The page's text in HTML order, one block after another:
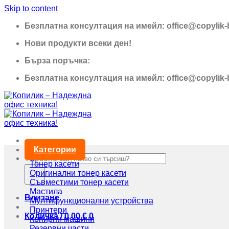
Skip to content
Безплатна консултация на имейл:
Нови продукти всеки ден!
Бърза поръчка:
Безплатна консултация на имейл:
Търсене за:
Влизане
Количка /0,00€ 0
Категории
Тонер касети
Оригинални тонер касети
Съвместими тонер касети
Мастила
Мултифункционални устройства
Принтери
Копирни машини